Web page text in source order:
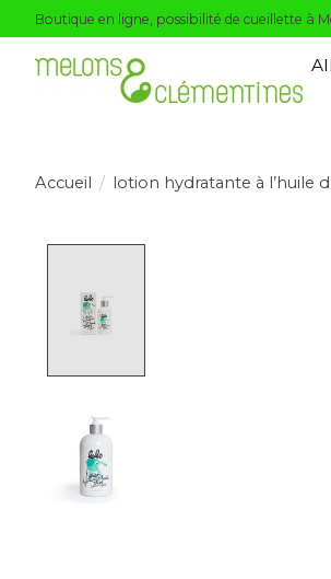
Boutique en ligne, possibilité de cueillette à
Accueil / lotion hydratante à l’huile